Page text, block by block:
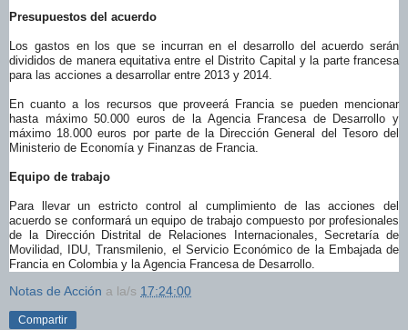
Presupuestos del acuerdo
Los gastos en los que se incurran en el desarrollo del acuerdo serán
divididos de manera equitativa entre el Distrito Capital y la parte francesa
para las acciones a desarrollar entre 2013 y 2014.
En cuanto a los recursos que proveerá Francia se pueden mencionar
hasta máximo 50.000 euros de la Agencia Francesa de Desarrollo y
máximo 18.000 euros por parte de la Dirección General del Tesoro del
Ministerio de Economía y Finanzas de Francia.
Equipo de trabajo
Para llevar un estricto control al cumplimiento de las acciones del
acuerdo se conformará un equipo de trabajo compuesto por profesionales
de la Dirección Distrital de Relaciones Internacionales, Secretaría de
Movilidad, IDU, Transmilenio, el Servicio Económico de la Embajada de
Francia en Colombia y la Agencia Francesa de Desarrollo.
Notas de Acción a la/s 17:24:00
Compartir